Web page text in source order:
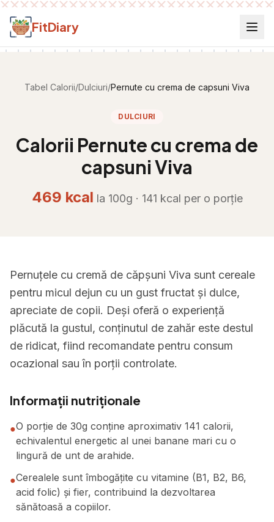
Salt la conținut
FitDiary
Tabel Calorii/Dulciuri/Pernute cu crema de capsuni Viva
DULCIURI
Calorii Pernute cu crema de
capsuni Viva
469 kcal la 100g · 141 kcal per o porție
Pernuțele cu cremă de căpșuni Viva sunt cereale
pentru micul dejun cu un gust fructat și dulce,
apreciate de copii. Deși oferă o experiență
plăcută la gustul, conținutul de zahăr este destul
de ridicat, fiind recomandate pentru consum
ocazional sau în porții controlate.
Informații nutriționale
●O porție de 30g conține aproximativ 141 calorii,
echivalentul energetic al unei banane mari cu o
lingură de unt de arahide.
●Cerealele sunt îmbogățite cu vitamine (B1, B2, B6,
acid folic) și fier, contribuind la dezvoltarea
sănătoasă a copiilor.